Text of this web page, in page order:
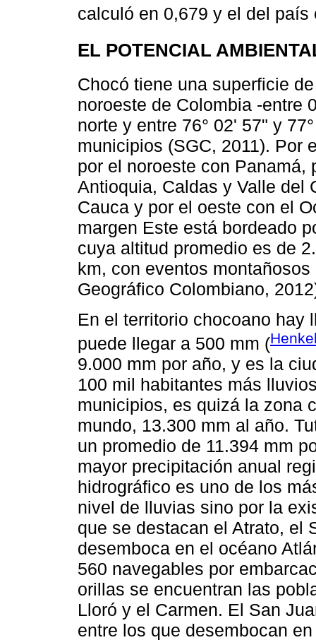
calculó en 0,679 y el del
EL POTENCIAL
Chocó tiene una superficie
noroeste de Colombia -entre
norte y entre 76° 02' 57" y
municipios (SGC, 2011). Por
por el noroeste con Panamá,
Antioquia, Caldas y Valle del
Cauca y por el oeste con el
margen Este está bordeado
cuya altitud promedio es de
km, con eventos
Geográfico Colombiano,
En el territorio chocoano hay
puede llegar a 500 mm (
9.000 mm por año, y es la
100 mil habitantes más
municipios, es quizá la zona
mundo, 13.300 mm al año.
un promedio de 11.394 mm
mayor precipitación anual
hidrográfico es uno de los
nivel de lluvias sino por la
que se destacan el Atrato, el
desemboca en el océano
560 navegables por
orillas se encuentran las
Lloró y el Carmen. El San
entre los que desembocan